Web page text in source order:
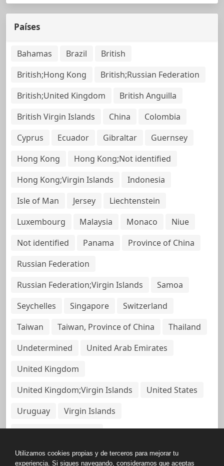
Países
Bahamas Brazil
British
British;Hong Kong
British;Russian Federation
British;United Kingdom
British Anguilla
British Virgin Islands
China
Colombia
Cyprus
Ecuador Gibraltar
Guernsey
Hong Kong
Hong Kong;Not identified
Hong Kong;Virgin Islands
Indonesia
Isle of Man
Jersey
Liechtenstein
Luxembourg
Malaysia Monaco
Niue
Not identified
Panama
Province of China
Russian Federation
Russian Federation;Virgin Islands
Samoa
Seychelles
Singapore
Switzerland
Taiwan
Taiwan, Province of China
Thailand
Undetermined
United Arab Emirates
United Kingdom
United Kingdom;Virgin Islands
United States
Uruguay
Virgin Islands
Virgin Islands, British
Utilizamos cookies propias y de terceros para mejorar tu
experiencia. Si sigues navegando, consideramos que aceptas